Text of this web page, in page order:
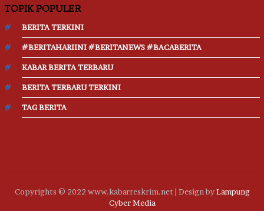
TOPIK POPULER
BERITA TERKINI
#BERITAHARIINI #BERITANEWS #BACABERITA
KABAR BERITA TERBARU
BERITA TERBARU TERKINI
TAG BERITA
Copyrights © 2022 www.kabarreskrim.net | Design byLampung
Cyber Media